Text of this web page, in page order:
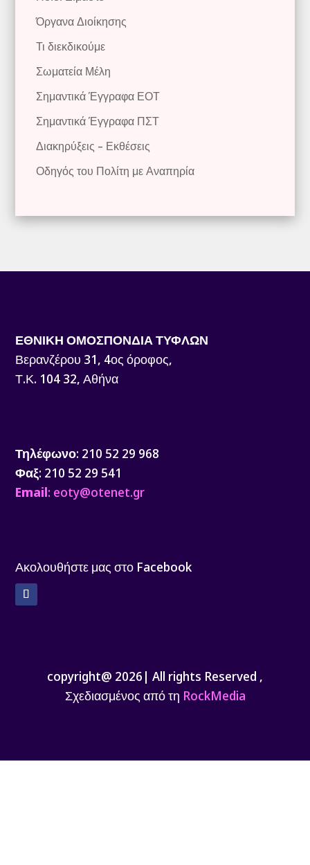
Όργανα Διοίκησης
Τι διεκδικούμε
Σωματεία Μέλη
Σημαντικά Έγγραφα ΕΟΤ
Σημαντικά Έγγραφα ΠΣΤ
Διακηρύξεις – Εκθέσεις
Οδηγός του Πολίτη με Αναπηρία
ΕΘΝΙΚΗ ΟΜΟΣΠΟΝΔΙΑ ΤΥΦΛΩΝ
Βερανζέρου 31, 4ος όροφος,
Τ.Κ. 104 32, Αθήνα
Τηλέφωνο: 210 52 29 968
Φαξ: 210 52 29 541
Email: eoty@otenet.gr
Ακολουθήστε μας στο Facebook
copyright@ 2026| All rights Reserved ,
Σχεδιασμένος από τη RockMedia